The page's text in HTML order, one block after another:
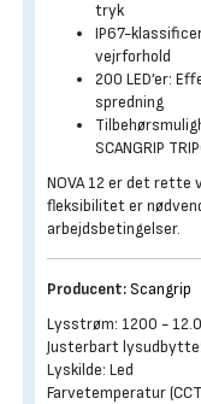
tryk
IP67-
vejrforhold
200 LED’er:
spredning
SCANGRIP
NOVA 12 er det rette
fleksibilitet er
arbejdsbetingelser.
Producent: Scangrip
Lysstrøm: 1200 -
Justerbart
Lyskilde: Led
Farvetemperatur